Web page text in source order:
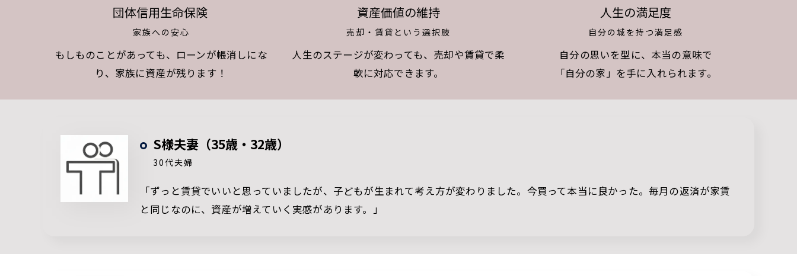
団体信用生命保険
家族への安心
もしものことがあっても、ローンが帳消しにな
り、家族に資産が残ります！
資産価値の維持
売却・賃貸という選択肢
人生のステージが変わっても、売却や賃貸で柔
軟に対応できます。
人生の満足度
自分の城を持つ満足感
自分の思いを型に、本当の意味で
「自分の家」を手に入れられます。
S様夫妻（35歳・32歳）
30代夫婦
「ずっと賃貸でいいと思っていましたが、子どもが生まれて考え方が変わりました。今買って本当に良かった。毎月の返済が家賃
と同じなのに、資産が増えていく実感があります。」